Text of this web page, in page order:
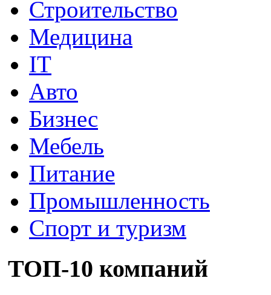
Строительство
Медицина
IT
Авто
Бизнес
Мебель
Питание
Промышленность
Спорт и туризм
ТОП-10 компаний